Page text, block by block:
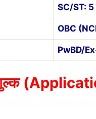
SC/ST: 5
OBC
PwBD/